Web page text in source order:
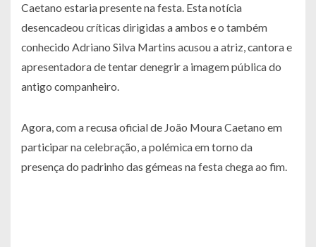
Caetano estaria presente na festa. Esta notícia
desencadeou críticas dirigidas a ambos e o também
conhecido Adriano Silva Martins acusou a atriz, cantora e
apresentadora de tentar denegrir a imagem pública do
antigo companheiro.
Agora, com a recusa oficial de João Moura Caetano em
participar na celebração, a polémica em torno da
presença do padrinho das gémeas na festa chega ao fim.